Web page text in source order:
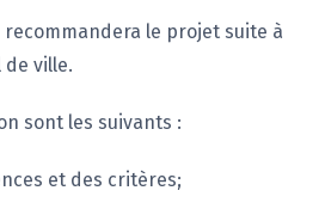
le projet suite à
de ville.
sont les suivants :
et des critères;